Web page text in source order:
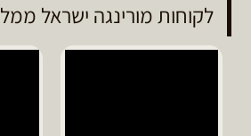
לקוחות מורינגה ישראל